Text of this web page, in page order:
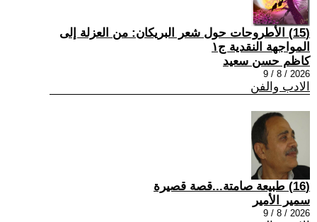
(15) الأطروحات حول شعر البريكان: من العزلة إلى
المواجهة النقدية ج١
كاظم حسن سعيد
2026 / 8 / 9
الادب والفن
(16) طبيعة صامتة...قصة قصيرة
سمير الأمير
2026 / 8 / 9